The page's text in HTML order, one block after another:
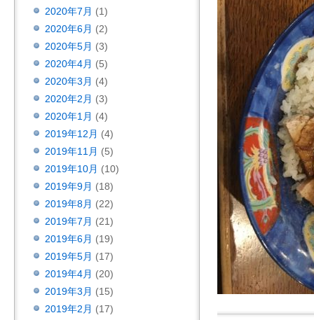
2020年7月 (1)
2020年6月 (2)
2020年5月 (3)
2020年4月 (5)
2020年3月 (4)
2020年2月 (3)
2020年1月 (4)
2019年12月 (4)
2019年11月 (5)
2019年10月 (10)
2019年9月 (18)
2019年8月 (22)
2019年7月 (21)
2019年6月 (19)
2019年5月 (17)
2019年4月 (20)
2019年3月 (15)
2019年2月 (17)